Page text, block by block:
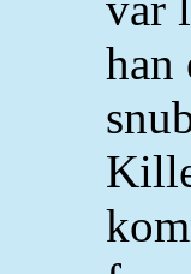
han